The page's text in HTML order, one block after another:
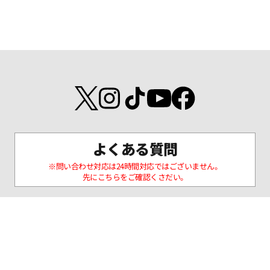
よくある質問
※問い合わせ対応は24時間対応ではございません。
先にこちらをご確認くさだい。